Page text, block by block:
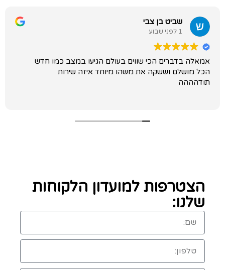
שביט בן צבי
1 לפני שבוע
אמאלה בדברים הכי שווים בעולם הגיעו במצב כמו חדש
הכל מושלם וששקה את משהו מיוחד איזה שירות
תודהההה
הצטרפות למועדון הלקוחות
שלנו: